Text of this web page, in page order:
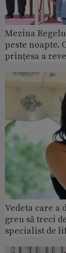
Mezina
peste noapte.
prințesa a
Vedeta care a
greu să treci
specialist de